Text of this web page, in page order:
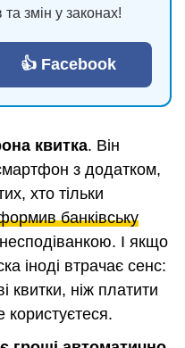
змін у законах!
👍 Facebook
квитка. Він
з додатком,
хто тільки
банківську
І якщо
іноді втрачає сенс:
квитки, ніж платити